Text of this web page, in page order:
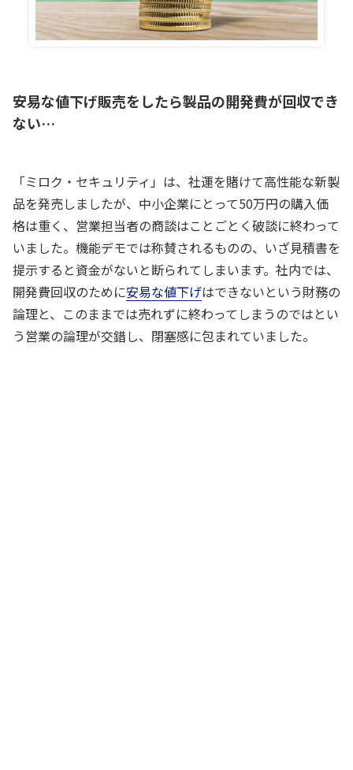
安易な値下げ販売をしたら製品の開発費が回収でき
ない…
「ミロク・セキュリティ」は、社運を賭けて高性能な新製
品を発売しましたが、中小企業にとって50万円の購入価
格は重く、営業担当者の商談はことごとく破談に終わって
いました。機能デモでは称賛されるものの、いざ見積書を
提示すると資金がないと断られてしまいます。社内では、
開発費回収のために安易な値下げはできないという財務の
論理と、このままでは売れずに終わってしまうのではとい
う営業の論理が交錯し、閉塞感に包まれていました。